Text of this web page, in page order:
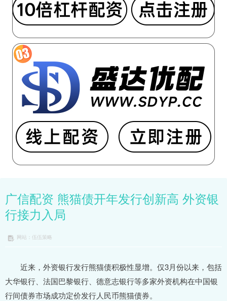
广信配资 熊猫债开年发行创新高 外资银
行接力入局
网站：伍伍策略
近来，外资银行发行熊猫债积极性显增。仅3月份以来，包括
大华银行、法国巴黎银行、德意志银行等多家外资机构在中国银
行间债券市场成功定价发行人民币熊猫债券。